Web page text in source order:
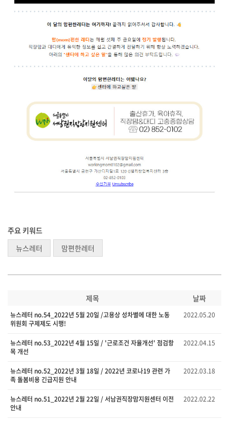
주요 키워드
뉴스레터
맘편한레터
제목 날짜
뉴스레터 no.54_2022년 5월 20일 /고용상 성차별에 대한 노동
위원회 구제제도 시행!
2022.05.20
뉴스레터 no.53_2022년 4월 15일 / '근로조건 자율개선' 점검항
목 개선
2022.04.15
뉴스레터 no.52_2022년 3월 18일 / 2022년 코로나19 관련 가
족 돌봄비용 긴급지원 안내
2022.03.18
뉴스레터 no.51_2022년 2월 22일 / 서남권직장맘지원센터 이전
안내
2022.02.22